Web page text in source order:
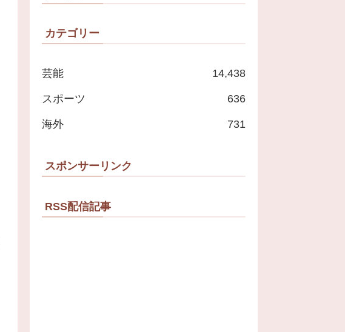
カテゴリー
芸能 14,438
スポーツ 636
海外 731
スポンサーリンク
RSS配信記事